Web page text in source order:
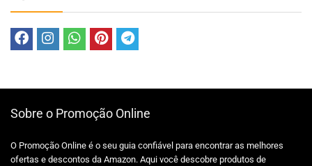
Sobre o Promoção Online
O Promoção Online é o seu guia confiável para encontrar as melhores
ofertas e descontos da Amazon. Aqui você descobre produtos de